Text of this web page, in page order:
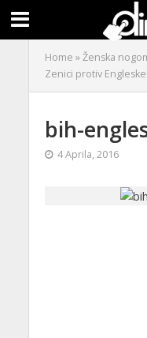
Home »Ženska
Zenici protiv Engleske!
bih-
4 Aprila, 2016